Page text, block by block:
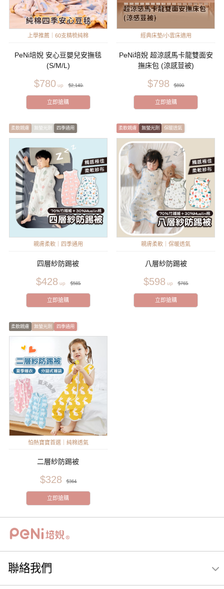
上學推薦｜60支精梳純棉
PeNi培婗 安心豆嬰兒安撫毯
(S/M/L)
$780 $2,149
立即搶購
經典床墊/小雲床適用
PeNi培婗 超涼感馬卡龍雙面安
撫床包 (涼感荳被)
$798 $899
立即搶購
柔軟親膚 無螢光劑 四季通用
親膚柔軟｜四季通用
四層紗防踢被
$428 $585
立即搶購
柔軟親膚 無螢光劑 保暖透氣
親膚柔軟｜保暖透氣
八層紗防踢被
$598 $765
立即搶購
柔軟親膚 無螢光劑 四季通用
怕熱寶寶首選｜純棉透氣
二層紗防踢被
$328 $364
立即搶購
聯絡我們